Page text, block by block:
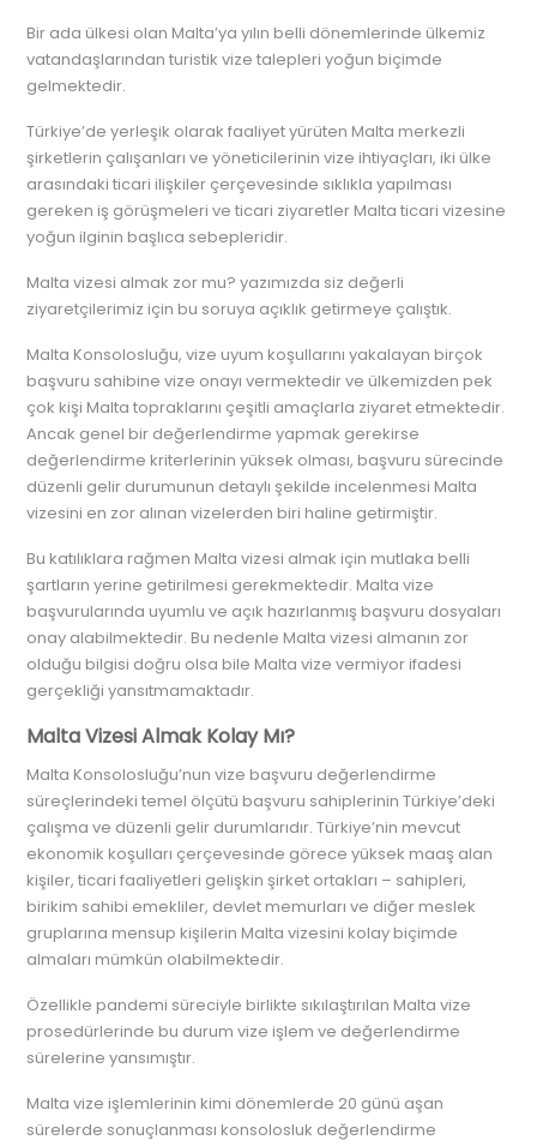
Bir ada ülkesi olan Malta’ya yılın belli dönemlerinde ülkemiz
vatandaşlarından turistik vize talepleri yoğun biçimde
gelmektedir.
Türkiye’de yerleşik olarak faaliyet yürüten Malta merkezli
şirketlerin çalışanları ve yöneticilerinin vize ihtiyaçları, iki ülke
arasındaki ticari ilişkiler çerçevesinde sıklıkla yapılması
gereken iş görüşmeleri ve ticari ziyaretler Malta ticari vizesine
yoğun ilginin başlıca sebepleridir.
Malta vizesi almak zor mu? yazımızda siz değerli
ziyaretçilerimiz için bu soruya açıklık getirmeye çalıştık.
Malta Konsolosluğu, vize uyum koşullarını yakalayan birçok
başvuru sahibine vize onayı vermektedir ve ülkemizden pek
çok kişi Malta topraklarını çeşitli amaçlarla ziyaret etmektedir.
Ancak genel bir değerlendirme yapmak gerekirse
değerlendirme kriterlerinin yüksek olması, başvuru sürecinde
düzenli gelir durumunun detaylı şekilde incelenmesi Malta
vizesini en zor alınan vizelerden biri haline getirmiştir.
Bu katılıklara rağmen Malta vizesi almak için mutlaka belli
şartların yerine getirilmesi gerekmektedir. Malta vize
başvurularında uyumlu ve açık hazırlanmış başvuru dosyaları
onay alabilmektedir. Bu nedenle Malta vizesi almanın zor
olduğu bilgisi doğru olsa bile Malta vize vermiyor ifadesi
gerçekliği yansıtmamaktadır.
Malta Vizesi Almak Kolay Mı?
Malta Konsolosluğu’nun vize başvuru değerlendirme
süreçlerindeki temel ölçütü başvuru sahiplerinin Türkiye’deki
çalışma ve düzenli gelir durumlarıdır. Türkiye’nin mevcut
ekonomik koşulları çerçevesinde görece yüksek maaş alan
kişiler, ticari faaliyetleri gelişkin şirket ortakları – sahipleri,
birikim sahibi emekliler, devlet memurları ve diğer meslek
gruplarına mensup kişilerin Malta vizesini kolay biçimde
almaları mümkün olabilmektedir.
Özellikle pandemi süreciyle birlikte sıkılaştırılan Malta vize
prosedürlerinde bu durum vize işlem ve değerlendirme
sürelerine yansımıştır.
Malta vize işlemlerinin kimi dönemlerde 20 günü aşan
sürelerde sonuçlanması konsolosluk değerlendirme